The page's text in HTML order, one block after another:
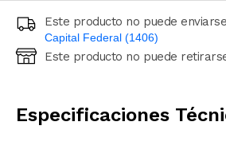
Este producto no puede
Capital Federal (1406)
Ingresá código postal (sólo números)
Este producto no puede
Especificaciones